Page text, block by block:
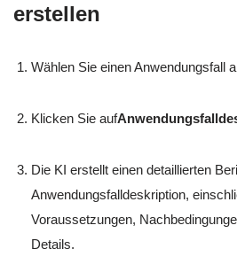
erstellen
Wählen Sie einen Anwendungsfall
Klicken Sie auf
Die KI erstellt einen detaillierten
Anwendungsfalldeskription,
Voraussetzungen,
Details.